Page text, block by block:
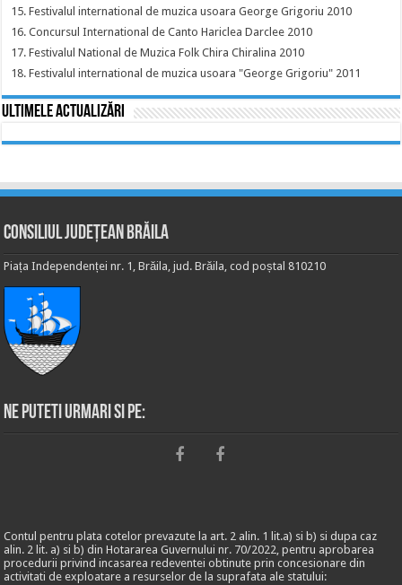
15. Festivalul international de muzica usoara George Grigoriu 2010
16. Concursul International de Canto Hariclea Darclee 2010
17. Festivalul National de Muzica Folk Chira Chiralina 2010
18. Festivalul international de muzica usoara "George Grigoriu" 2011
Ultimele actualizări
Consiliul Județean Brăila
Piața Independenței nr. 1, Brăila, jud. Brăila, cod poștal 810210
Ne puteti urmari si pe:
Contul pentru plata cotelor prevazute la art. 2 alin. 1 lit.a) si b) si dupa caz
alin. 2 lit. a) si b) din Hotararea Guvernului nr. 70/2022, pentru aprobarea
procedurii privind incasarea redeventei obtinute prin concesionare din
activitati de exploatare a resurselor de la suprafata ale statului: